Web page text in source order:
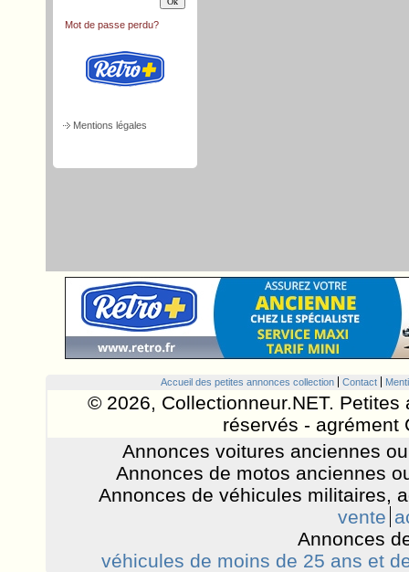
Mot de passe perdu?
Mentions légales
Accueil des petites annonces collection Contact
© 2026, Collectionneur.NET.
réservés - agrément
Annonces voitures anciennes
Annonces de motos anciennes
Annonces de véhicules militaires,
vente
Annonces
véhicules de moins de 25 ans et